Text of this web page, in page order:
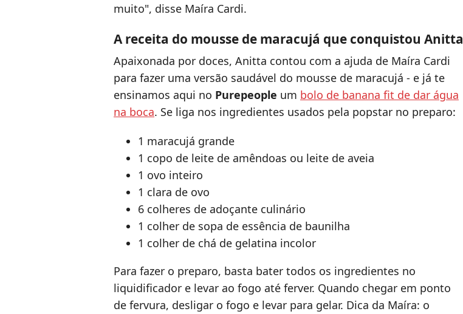
muito", disse Maíra Cardi.
A receita do mousse de maracujá que conquistou Anitta
Apaixonada por doces, Anitta contou com a ajuda de Maíra Cardi
para fazer uma versão saudável do mousse de maracujá - e já te
ensinamos aqui no Purepeople um bolo de banana fit de dar água
na boca. Se liga nos ingredientes usados pela popstar no preparo:
1 maracujá grande
1 copo de leite de amêndoas ou leite de aveia
1 ovo inteiro
1 clara de ovo
6 colheres de adoçante culinário
1 colher de sopa de essência de baunilha
1 colher de chá de gelatina incolor
Para fazer o preparo, basta bater todos os ingredientes no
liquidificador e levar ao fogo até ferver. Quando chegar em ponto
de fervura, desligar o fogo e levar para gelar. Dica da Maíra: o